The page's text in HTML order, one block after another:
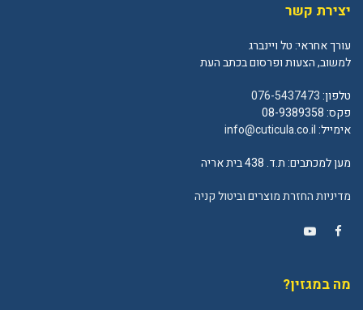
יצירת קשר
עורך אחראי: טל ויינברג
למשוב, הצעות ופרסום בכתב העת
טלפון:076-5437473
פקס: 08-9389358
אימייל:info@cuticula.co.il
מען למכתבים: ת.ד. 438 בית אריה
מדיניות החזרת מוצרים וביטול קניה
מה במגזין?